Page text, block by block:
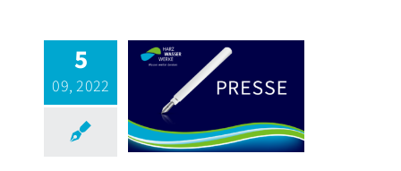
5
09, 2022
stellen
Löschen
im